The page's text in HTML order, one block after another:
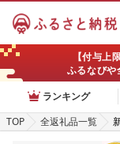
【付与上
ふるなびや
ランキング
TOP
全返礼品一覧